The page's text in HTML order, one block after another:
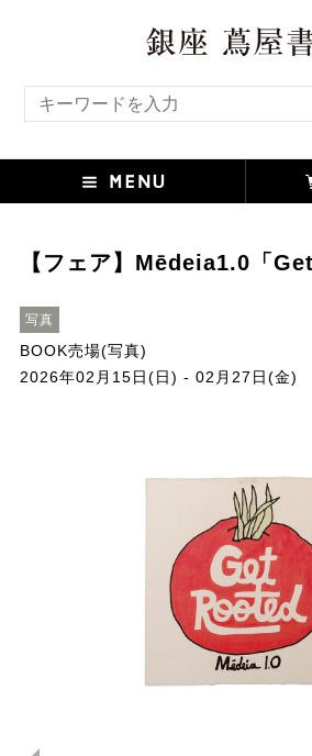
【フェア】Mēdeia1.0「
写真
BOOK売場(写真)
2026年02月15日(日) - 02月27日(金)